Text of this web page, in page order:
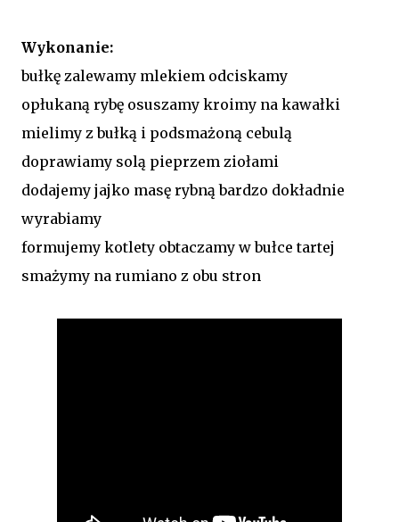
Wykonanie:
bułkę zalewamy mlekiem odciskamy
opłukaną rybę osuszamy kroimy na kawałki
mielimy z bułką i podsmażoną cebulą
doprawiamy solą pieprzem ziołami
dodajemy jajko masę rybną bardzo dokładnie
wyrabiamy
formujemy kotlety obtaczamy w bułce tartej
smażymy na rumiano z obu stron